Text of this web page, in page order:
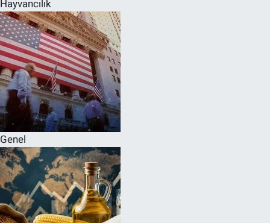
Hayvancılık
Genel